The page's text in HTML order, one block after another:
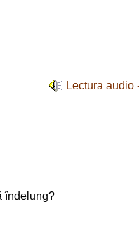
Lectura audio
îndelung?